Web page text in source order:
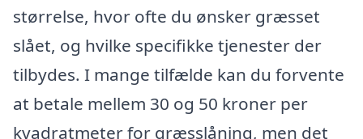
størrelse, hvor ofte du ønsker græsset
slået, og hvilke specifikke tjenester der
tilbydes. I mange tilfælde kan du forvente
at betale mellem 30 og 50 kroner per
kvadratmeter for græsslåning, men det